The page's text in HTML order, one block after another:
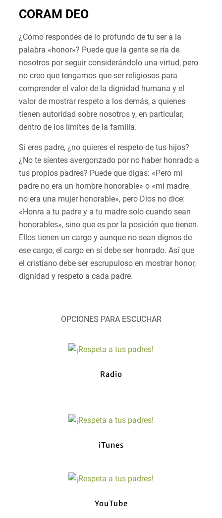
CORAM DEO
¿Cómo respondes de lo profundo de tu ser a la
palabra «honor»? Puede que la gente se ría de
nosotros por seguir considerándolo una virtud, pero
no creo que tengamos que ser religiosos para
comprender el valor de la dignidad humana y el
valor de mostrar respeto a los demás, a quienes
tienen autoridad sobre nosotros y, en particular,
dentro de los límites de la familia.
Si eres padre, ¿no quieres el respeto de tus hijos?
¿No te sientes avergonzado por no haber honrado a
tus propios padres? Puede que digas: «Pero mi
padre no era un hombre honorable» o «mi madre
no era una mujer honorable», pero Dios no dice:
«Honra a tu padre y a tu madre solo cuando sean
honorables», sino que es por la posición que tienen.
Ellos tienen un cargo y aunque no sean dignos de
ese cargo, el cargo en sí debe ser honrado. Así que
el cristiano debe ser escrupuloso en mostrar honor,
dignidad y respeto a cada padre.
OPCIONES PARA ESCUCHAR
Radio
iTunes
YouTube